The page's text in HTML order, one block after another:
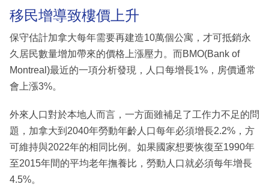
移民增導致樓價上升
保守估計加拿大每年需要再建造10萬個公寓，才可抵銷永
久居民數量增加帶來的價格上漲壓力。而BMO(Bank of
Montreal)最近的一項分析發現，人口每增長1%，房價通常
會上漲3%。
外來人口對於本地人而言，一方面雖補足了工作力不足的問
題，加拿大到2040年勞動年齡人口每年必須增長2.2%，方
可維持與2022年的相同比例。如果國家想要恢復至1990年
至2015年間的平均老年撫養比，勞動人口就必須每年增長
4.5%。